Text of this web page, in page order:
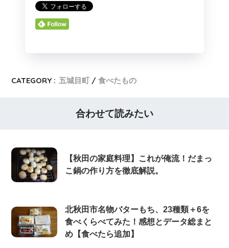
CATEGORY : 五城目町 食べたもの
合わせて読みたい
【秋田の家庭料理】これが俺流！だまっ
こ鍋の作り方を徹底解説。
北秋田市名物バターもち、23種類＋6を
食べくらべてみた！感想とデータ総まと
め【食べたら追加】